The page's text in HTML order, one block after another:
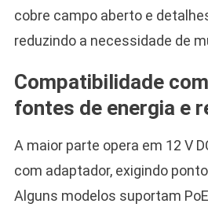
cobre campo aberto e
reduzindo a necessidade de
Compatibilidade
fontes de energia e
A maior parte opera em 12 V
com adaptador, exigindo
Alguns modelos suportam